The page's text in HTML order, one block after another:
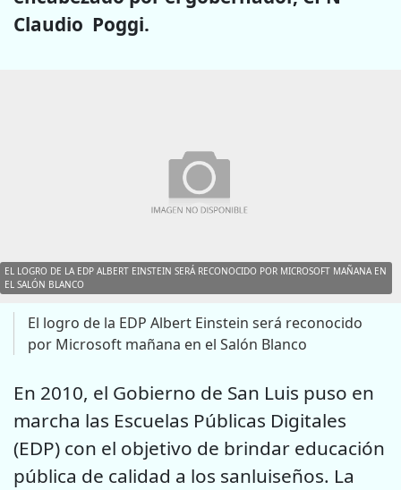
Claudio Poggi.
EL LOGRO DE LA EDP ALBERT EINSTEIN SERÁ RECONOCIDO POR MICROSOFT MAÑANA EN
EL SALÓN BLANCO
El logro de la EDP Albert Einstein será reconocido
por Microsoft mañana en el Salón Blanco
En 2010, el Gobierno de San Luis puso en
marcha las Escuelas Públicas Digitales
(EDP) con el objetivo de brindar educación
pública de calidad a los sanluiseños. La